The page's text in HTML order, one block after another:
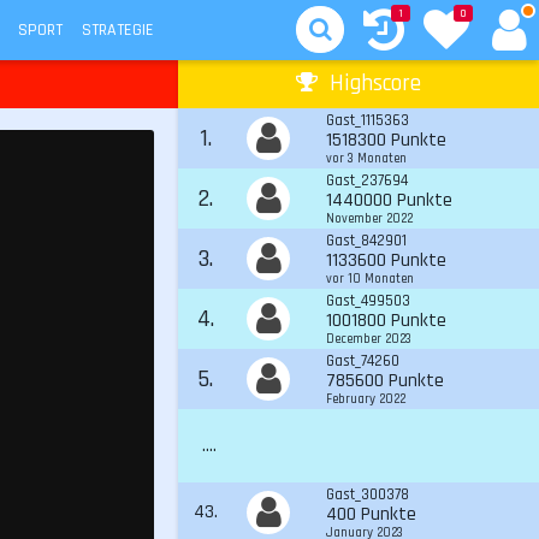
SPORT STRATEGIE
0
1
Highscore
1.
Gast_1115363
1518300 Punkte
vor 3 Monaten
2.
Gast_237694
1440000 Punkte
November 2022
3.
Gast_842901
1133600 Punkte
vor 10 Monaten
4.
Gast_499503
1001800 Punkte
December 2023
5.
Gast_74260
785600 Punkte
February 2022
....
43.
Gast_300378
400 Punkte
January 2023